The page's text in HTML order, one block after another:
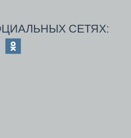
СЕТЯХ: